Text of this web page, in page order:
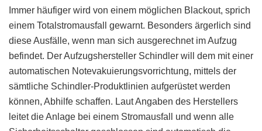
Immer häufiger wird von einem möglichen Blackout, sprich
einem Totalstromausfall gewarnt. Besonders ärgerlich sind
diese Ausfälle, wenn man sich ausgerechnet im Aufzug
befindet. Der Aufzugshersteller Schindler will dem mit einer
automatischen Notevakuierungsvorrichtung, mittels der
sämtliche Schindler-Produktlinien aufgerüstet werden
können, Abhilfe schaffen. Laut Angaben des Herstellers
leitet die Anlage bei einem Stromausfall und wenn alle